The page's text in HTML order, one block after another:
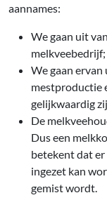
aannames:
We gaan uit
melkveebedrijf;
We gaan
mestproductie
gelijkwaardig
De
Dus een
betekent dat er
ingezet kan
gemist wordt.